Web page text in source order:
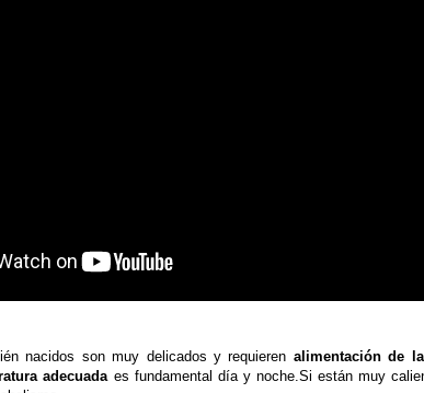
nacidos son muy delicados y requieren alimentación de
adecuada es fundamental día y noche.Si están muy